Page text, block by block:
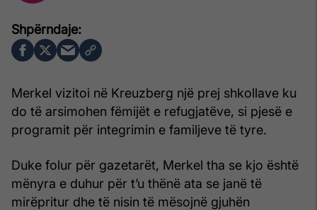
Merkel vizitoi në Kreuzberg një prej shkollave ku
do të arsimohen fëmijët e refugjatëve, si pjesë e
programit për integrimin e familjeve të tyre.
Duke folur për gazetarët, Merkel tha se kjo është
mënyra e duhur për t’u thënë ata se janë të
mirëpritur dhe të nisin të mësojnë gjuhën